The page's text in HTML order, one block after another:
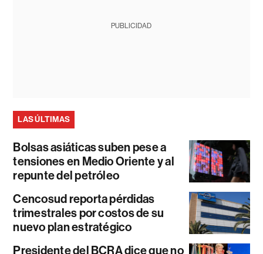
PUBLICIDAD
LAS ÚLTIMAS
Bolsas asiáticas suben pese a
tensiones en Medio Oriente y al
repunte del petróleo
Cencosud reporta pérdidas
trimestrales por costos de su
nuevo plan estratégico
Presidente del BCRA dice que no